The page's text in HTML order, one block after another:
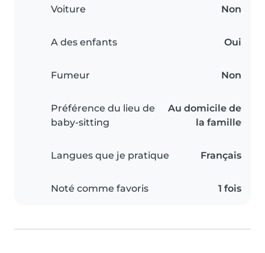
Voiture Non
A des enfants Oui
Fumeur Non
Préférence du lieu de
baby-sitting
Au domicile de
la famille
Langues que je pratique Français
Noté comme favoris 1 fois